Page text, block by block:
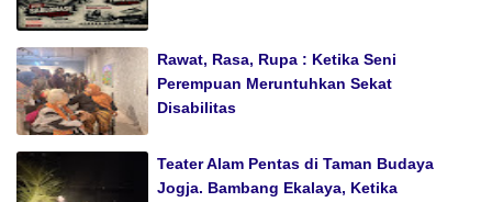
Rawat, Rasa, Rupa : Ketika Seni
Perempuan Meruntuhkan Sekat
Disabilitas
Teater Alam Pentas di Taman Budaya
Jogja. Bambang Ekalaya, Ketika